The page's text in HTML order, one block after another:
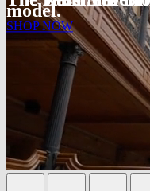
model.
SHOP NOW